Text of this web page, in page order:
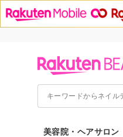
美容院・ヘアサロン